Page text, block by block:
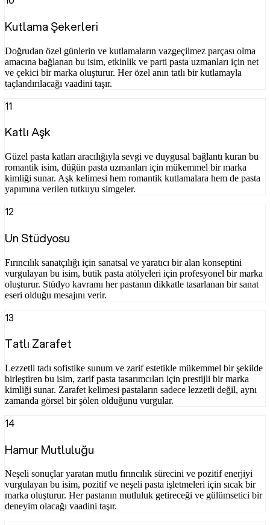
Kutlama Şekerleri
Doğrudan özel günlerin ve kutlamaların vazgeçilmez parçası olma
amacına bağlanan bu isim, etkinlik ve parti pasta uzmanları için net
ve çekici bir marka oluşturur. Her özel anın tatlı bir kutlamayla
taçlandırılacağı vaadini taşır.
11
Katlı Aşk
Güzel pasta katları aracılığıyla sevgi ve duygusal bağlantı kuran bu
romantik isim, düğün pasta uzmanları için mükemmel bir marka
kimliği sunar. Aşk kelimesi hem romantik kutlamalara hem de pasta
yapımına verilen tutkuyu simgeler.
12
Un Stüdyosu
Fırıncılık sanatçılığı için sanatsal ve yaratıcı bir alan konseptini
vurgulayan bu isim, butik pasta atölyeleri için profesyonel bir marka
oluşturur. Stüdyo kavramı her pastanın dikkatle tasarlanan bir sanat
eseri olduğu mesajını verir.
13
Tatlı Zarafet
Lezzetli tadı sofistike sunum ve zarif estetikle mükemmel bir şekilde
birleştiren bu isim, zarif pasta tasarımcıları için prestijli bir marka
kimliği sunar. Zarafet kelimesi pastaların sadece lezzetli değil, aynı
zamanda görsel bir şölen olduğunu vurgular.
14
Hamur Mutluluğu
Neşeli sonuçlar yaratan mutlu fırıncılık sürecini ve pozitif enerjiyi
vurgulayan bu isim, pozitif ve neşeli pasta işletmeleri için sıcak bir
marka oluşturur. Her pastanın mutluluk getireceği ve gülümsetici bir
deneyim olacağı vaadini taşır.